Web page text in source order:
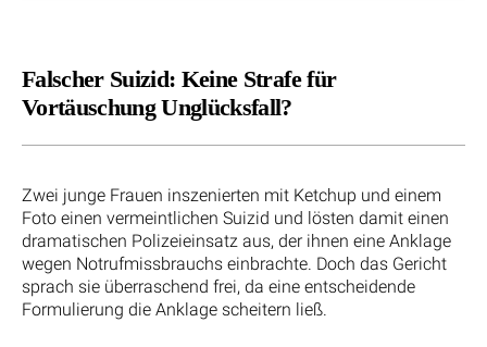
Falscher Suizid: Keine Strafe für
Vortäuschung Unglücksfall?
Zwei junge Frauen inszenierten mit Ketchup und einem
Foto einen vermeintlichen Suizid und lösten damit einen
dramatischen Polizeieinsatz aus, der ihnen eine Anklage
wegen Notrufmissbrauchs einbrachte. Doch das Gericht
sprach sie überraschend frei, da eine entscheidende
Formulierung die Anklage scheitern ließ.